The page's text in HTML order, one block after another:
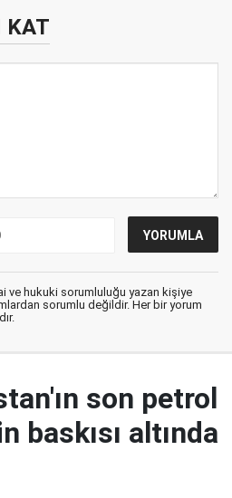
KAT
ve hukuki sorumluluğu yazan kişiye
sorumlu değildir. Her bir yorum
son petrol
baskısı altında